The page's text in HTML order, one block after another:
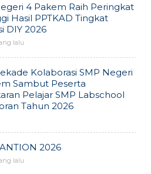
4 Pakem Raih Peringkat
Hasil PPTKAD Tingkat
DIY 2026
lalu
Kolaborasi SMP Negeri
Sambut Peserta
Pelajar SMP Labschool
Tahun 2026
2026
lalu